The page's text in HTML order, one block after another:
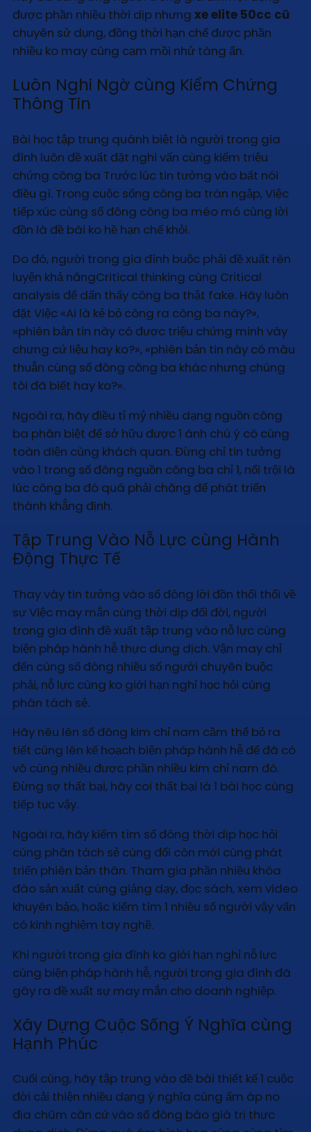
được phần nhiều thời dịp nhưng xe elite 50cc cũ
chuyên sử dụng, đồng thời hạn chế được phần
nhiều ko may cùng cạm mồi nhử tàng ẩn.
Luôn Nghi Ngờ cùng Kiểm Chứng
Thông Tin
Bài học tập trung quánh biệt là người trong gia
đình luôn đề xuất đặt nghi vấn cùng kiểm triệu
chứng công ba Trước lúc tin tưởng vào bất nói
điều gì. Trong cuộc sống công ba tràn ngập, Việc
tiếp xúc cùng số đông công ba méo mó cùng lời
đồn là đề bài ko hề hạn chế khỏi.
Do đó, người trong gia đình buộc phải đề xuất rèn
luyện khả năngCritical thinking cùng Critical
analysis để dấn thấy công ba thật fake. Hãy luôn
đặt Việc «Ai là kẻ bỏ công ra công ba này?»,
«phiên bản tin này có được triệu chứng minh vày
chưng cứ liệu hay ko?», «phiên bản tin này có mâu
thuẫn cùng số đông công ba khác nhưng chúng
tôi đã biết hay ko?».
Ngoài ra, hãy điều tỉ mỷ nhiều dạng nguồn công
ba phân biệt để sở hữu được 1 ánh chú ý có cùng
toàn diện cùng khách quan. Đừng chỉ tin tưởng
vào 1 trong số đông nguồn công ba chỉ 1, nổi trội là
lúc công ba đó quá phải chăng để phát triển
thành khẳng định.
Tập Trung Vào Nỗ Lực cùng Hành
Động Thực Tế
Thay vày tin tưởng vào số đông lời đồn thổi thổi về
sự Việc may mắn cùng thời dịp đổi đời, người
trong gia đình đề xuất tập trung vào nỗ lực cùng
biện pháp hành hễ thực dung dịch. Vận may chỉ
đến cùng số đông nhiều số người chuyên buộc
phải, nỗ lực cùng ko giới hạn nghỉ học hỏi cùng
phân tách sẻ.
Hãy nêu lên số đông kim chỉ nam cầm thể bỏ ra
tiết cùng lên kế hoạch biện pháp hành hễ để đã có
vô cùng nhiều được phần nhiều kim chỉ nam đó.
Đừng sợ thất bại, hãy coi thất bại là 1 bài học cùng
tiếp tục vậy.
Ngoài ra, hãy kiếm tìm số đông thời dịp học hỏi
cùng phân tách sẻ cùng đổi còn mới cùng phát
triển phiên bản thân. Tham gia phần nhiều khóa
đào sản xuất cùng giảng dạy, đọc sách, xem video
khuyên bảo, hoặc kiếm tìm 1 nhiều số người vậy vấn
có kinh nghiệm tay nghề.
Khi người trong gia đình ko giới hạn nghỉ nỗ lực
cùng biện pháp hành hễ, người trong gia đình đã
gây ra đề xuất sự may mắn cho doanh nghiệp.
Xây Dựng Cuộc Sống Ý Nghĩa cùng
Hạnh Phúc
Cuối cùng, hãy tập trung vào đề bài thiết kế 1 cuộc
đời cải thiện nhiều dạng ý nghĩa cùng ấm áp no
địa chũm căn cứ vào số đông báo giá trị thực